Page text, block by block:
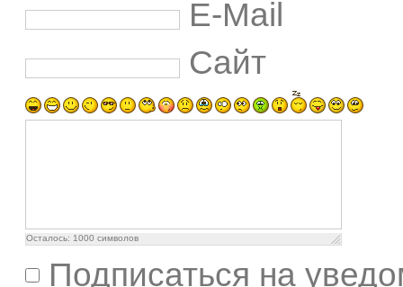
E-Mail
Сайт
Осталось: 1000 символов
Подписаться на